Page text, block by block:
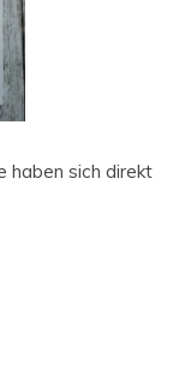
haben sich direkt